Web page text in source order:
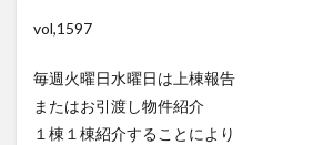
vol,1597
毎週火曜日水曜日は上棟報告
またはお引渡し物件紹介
１棟１棟紹介することにより